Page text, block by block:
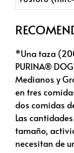
*Una taza
PURINA®
Medianos y
en tres
dos comidas
Las
tamaño,
necesitan de